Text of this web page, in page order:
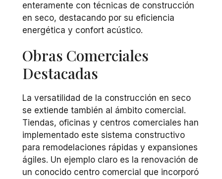
enteramente con técnicas de construcción
en seco, destacando por su eficiencia
energética y confort acústico.
Obras Comerciales
Destacadas
La versatilidad de la construcción en seco
se extiende también al ámbito comercial.
Tiendas, oficinas y centros comerciales han
implementado este sistema constructivo
para remodelaciones rápidas y expansiones
ágiles. Un ejemplo claro es la renovación de
un conocido centro comercial que incorporó